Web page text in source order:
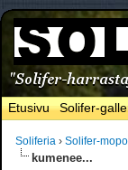
Etusivu Solifer-
Soliferia ›Solifer-
kumenee...